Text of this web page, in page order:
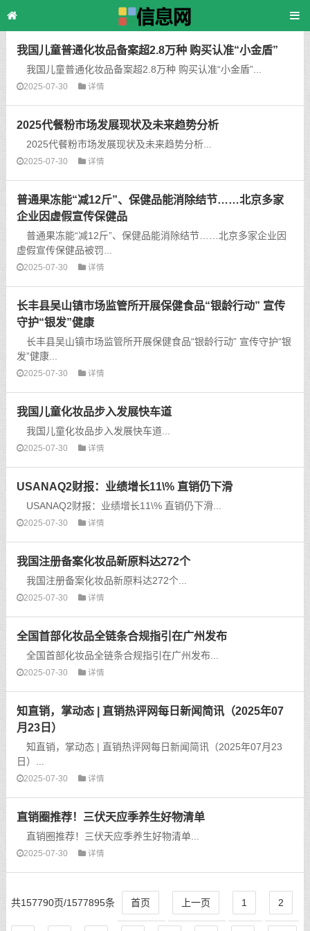
> [db:TAG标签]
我国儿童普通化妆品备案超2.8万种 购买认准“小金盾”
我国儿童普通化妆品备案超2.8万种 购买认准“小金盾”...
2025-07-30 详情
2025代餐粉市场发展现状及未来趋势分析
2025代餐粉市场发展现状及未来趋势分析...
2025-07-30 详情
普通果冻能“减12斤”、保健品能消除结节……北京多家
企业因虚假宣传保健品
普通果冻能“减12斤”、保健品能消除结节……北京多家企业因
虚假宣传保健品被罚...
2025-07-30 详情
长丰县吴山镇市场监管所开展保健食品“银龄行动” 宣传
守护“银发”健康
长丰县吴山镇市场监管所开展保健食品“银龄行动” 宣传守护“银
发”健康...
2025-07-30 详情
我国儿童化妆品步入发展快车道
我国儿童化妆品步入发展快车道...
2025-07-30 详情
USANAQ2财报：业绩增长11\% 直销仍下滑
USANAQ2财报：业绩增长11\% 直销仍下滑...
2025-07-30 详情
我国注册备案化妆品新原料达272个
我国注册备案化妆品新原料达272个...
2025-07-30 详情
全国首部化妆品全链条合规指引在广州发布
全国首部化妆品全链条合规指引在广州发布...
2025-07-30 详情
知直销，掌动态 | 直销热评网每日新闻简讯（2025年07
月23日）
知直销，掌动态 | 直销热评网每日新闻简讯（2025年07月23
日）...
2025-07-30 详情
直销圈推荐！三伏天应季养生好物清单
直销圈推荐！三伏天应季养生好物清单...
2025-07-30 详情
共157790页/1577895条 首页 上一页 1 2